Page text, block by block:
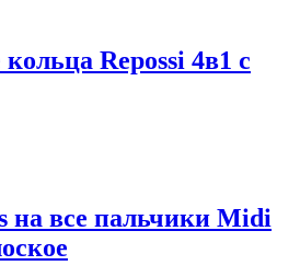
Repossi 4в1 с
на все пальчики Midi